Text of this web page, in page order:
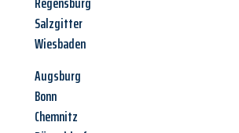
Salzgitter
Wiesbaden
Augsburg
Bonn
Chemnitz